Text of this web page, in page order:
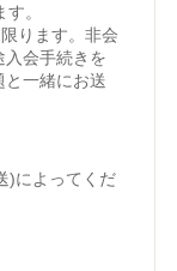
。
ります。非会
入会手続きを
と一緒にお送
)によってくだ